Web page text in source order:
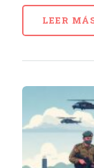
LEER